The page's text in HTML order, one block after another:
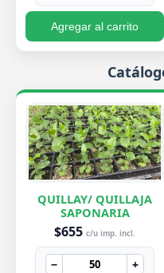
Agregar al carrito
QUILLAY/ QUILLAJA
SAPONARIA
$655 c/u imp. incl.
− +